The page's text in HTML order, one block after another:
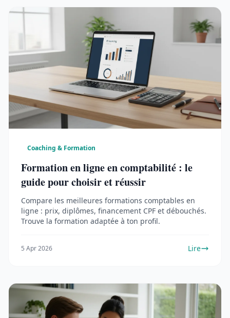
Coaching & Formation
Formation en ligne en comptabilité : le
guide pour choisir et réussir
Compare les meilleures formations comptables en
ligne : prix, diplômes, financement CPF et débouchés.
Trouve la formation adaptée à ton profil.
5 Apr 2026 Lire